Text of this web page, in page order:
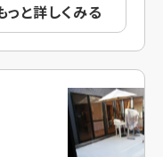
っと詳しくみる